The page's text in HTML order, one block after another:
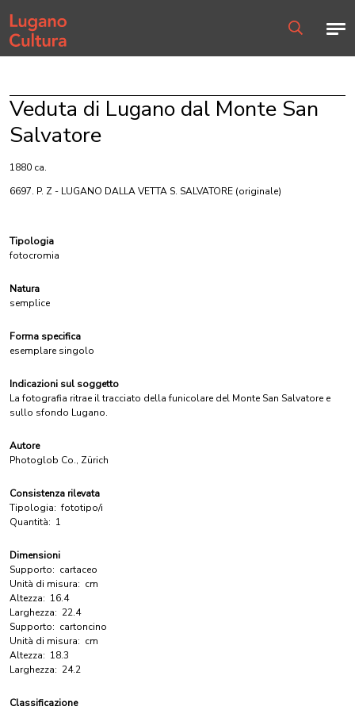
Home page
Veduta di Lugano dal Monte San
Salvatore
1880 ca.
6697. P. Z - LUGANO DALLA VETTA S. SALVATORE (originale)
Tipologia
fotocromia
Natura
semplice
Forma specifica
esemplare singolo
Indicazioni sul soggetto
La fotografia ritrae il tracciato della funicolare del Monte San Salvatore e
sullo sfondo Lugano.
Autore
Photoglob Co., Zürich
Consistenza rilevata
Tipologia: fototipo/i
Quantità: 1
Dimensioni
Supporto: cartaceo
Unità di misura: cm
Altezza: 16.4
Larghezza: 22.4
Supporto: cartoncino
Unità di misura: cm
Altezza: 18.3
Larghezza: 24.2
Classificazione